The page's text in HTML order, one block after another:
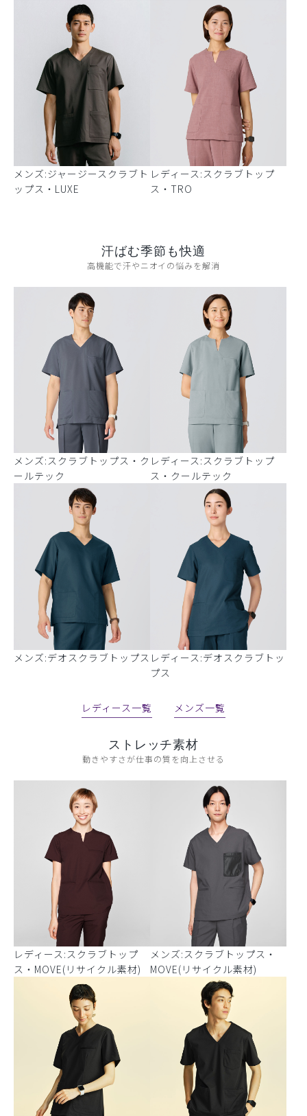
メンズ:ジャージースクラブト
ップス・LUXE
レディース:スクラブトップ
ス・TRO
汗ばむ季節も快適
高機能で汗やニオイの悩みを解消
メンズ:スクラブトップス・ク
ールテック
レディース:スクラブトップ
ス・クールテック
メンズ:デオスクラブトップス レディース:デオスクラブトッ
プス
レディース一覧 メンズ一覧
ストレッチ素材
動きやすさが仕事の質を向上させる
レディース:スクラブトップ
ス・MOVE(リサイクル素材)
メンズ:スクラブトップス・
MOVE(リサイクル素材)